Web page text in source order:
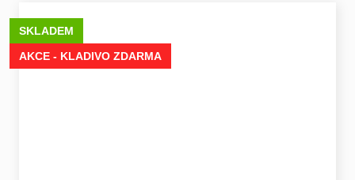
SKLADEM
AKCE - KLADIVO ZDARMA